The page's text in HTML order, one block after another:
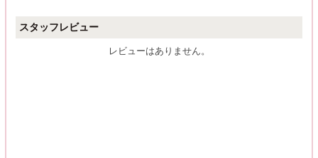
スタッフレビュー
レビューはありません。